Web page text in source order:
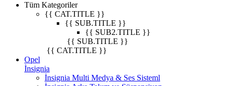
Tüm Kategoriler
{{ CAT.TITLE }}
{{ SUB.TITLE }}
{{ SUB2.TITLE }}
{{ SUB.TITLE }}
{{ CAT.TITLE }}
Opel
İnsignia
İnsignia Multi Medya & Ses Sisteml